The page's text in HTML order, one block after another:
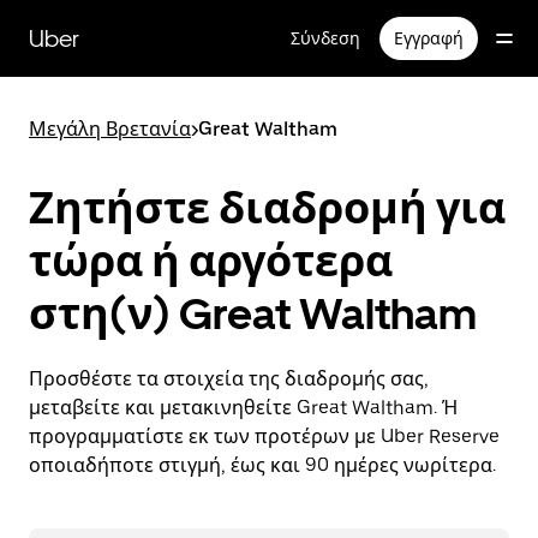
κύριο
περιεχόμενο
Uber Σύνδεση Εγγραφή
Μεγάλη Βρετανία>Great Waltham
Ζητήστε διαδρομή για
τώρα ή αργότερα
στη(ν) Great Waltham
Προσθέστε τα στοιχεία της διαδρομής σας,
μεταβείτε και μετακινηθείτε Great Waltham. Ή
προγραμματίστε εκ των προτέρων με Uber Reserve
οποιαδήποτε στιγμή, έως και 90 ημέρες νωρίτερα.